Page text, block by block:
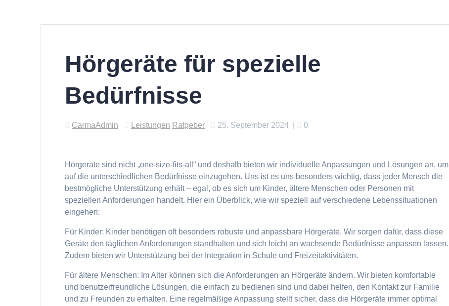
Hörgeräte für spezielle
Bedürfnisse
CarmaAdmin Leistungen Ratgeber 25. September 2024 0
Hörgeräte sind nicht „one-size-fits-all“ und deshalb bieten wir individuelle Anpassungen und Lösungen an, um
auf die unterschiedlichen Bedürfnisse einzugehen. Uns ist es uns besonders wichtig, dass jeder Mensch die
bestmögliche Unterstützung erhält – egal, ob es sich um Kinder, ältere Menschen oder Personen mit
speziellen Anforderungen handelt. Hier ein Überblick, wie wir speziell auf verschiedene Lebenssituationen
eingehen:
Für Kinder: Kinder benötigen oft besonders robuste und anpassbare Hörgeräte. Wir sorgen dafür, dass diese
Geräte den täglichen Anforderungen standhalten und sich leicht an wachsende Bedürfnisse anpassen lassen.
Zudem bieten wir Unterstützung bei der Integration in Schule und Freizeitaktivitäten.
Für ältere Menschen: Im Alter können sich die Anforderungen an Hörgeräte ändern. Wir bieten komfortable
und benutzerfreundliche Lösungen, die einfach zu bedienen sind und dabei helfen, den Kontakt zur Familie
und zu Freunden zu erhalten. Eine regelmäßige Anpassung stellt sicher, dass die Hörgeräte immer optimal